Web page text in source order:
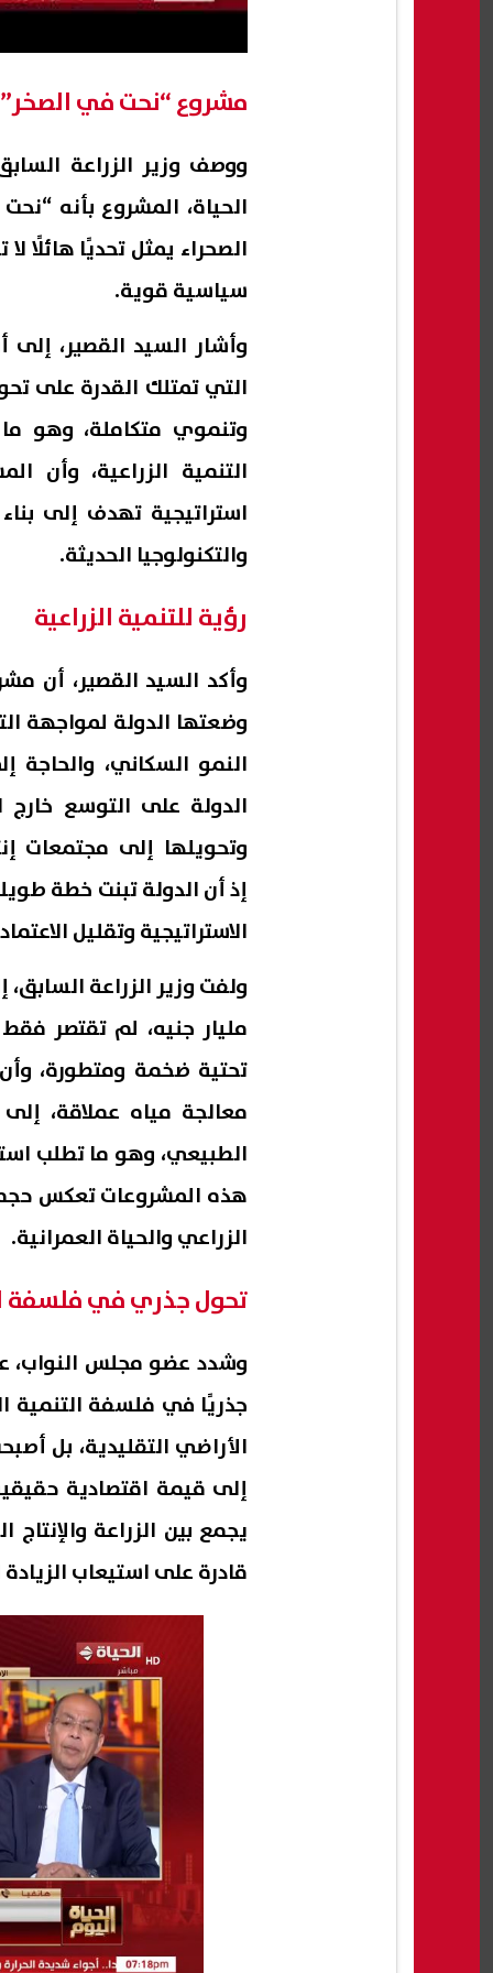
مشروع “نحت في الصخر”
ووصف وزير الزراعة
الحياة، المشروع بأنه
الصحراء يمثل تحديًا
سياسية قوية.
وأشار السيد القصير،
التي تمتلك القدرة على
وتنموي متكاملة، وهو
التنمية الزراعية،
استراتيجية تهدف إلى
والتكنولوجيا الحديثة.
رؤية للتنمية الزراعية
وأكد السيد القصير، أن
وضعتها الدولة لمواجهة
النمو السكاني،
الدولة على التوسع خارج
وتحويلها إلى مجتمعات
إذ أن الدولة تبنت خطة
الاستراتيجية وتقليل
مليار جنيه، لم تقتصر
تحتية ضخمة ومتطورة،
معالجة مياه عملاقة،
الطبيعي، وهو ما تطلب
هذه المشروعات تعكس حجم
الزراعي والحياة العمرانية.
تحول جذري في فلسفة
وشدد عضو مجلس النواب،
جذريًا في فلسفة التنمية
الأراضي التقليدية، بل
إلى قيمة اقتصادية
يجمع بين الزراعة
قادرة على استيعاب